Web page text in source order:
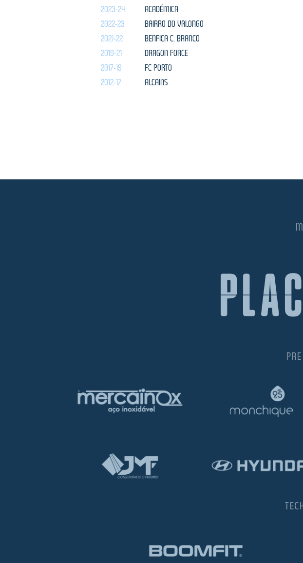
2023-24
ACADÉMICA
2022-23
BAIRRO DO VALONGO
2021-22
BENFICA C. BRANCO
2019-21
DRAGON FORCE
2017-19
FC PORTO
2012-17
ALCAINS